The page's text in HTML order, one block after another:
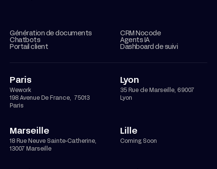
Génération de documents
Chatbots
Portail client
CRM Nocode
Agents IA
Dashboard de suivi
Paris
Wework
198 Avenue De France, 75013
Paris
Lyon
35 Rue de Marseille, 69007
Lyon
Marseille
18 Rue Neuve Sainte-Catherine,
13007 Marseille
Lille
Coming Soon